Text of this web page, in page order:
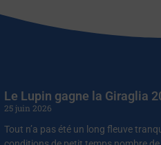
Le Lupin gagne la Giraglia
25 juin 2026
Tout n’a pas été un long fleuve